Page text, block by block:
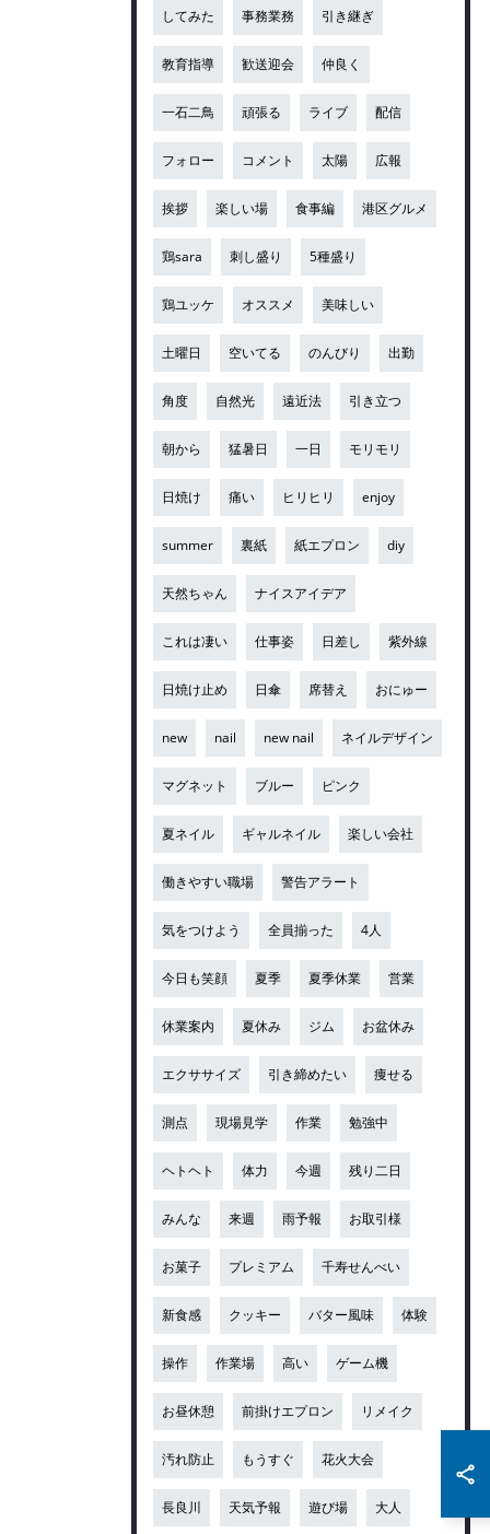
してみた 事務業務 引き継ぎ
教育指導 歓送迎会 仲良く
一石二鳥 頑張る ライブ 配信
フォロー コメント 太陽 広報
挨拶 楽しい場 食事編 港区グルメ
鶏sara 刺し盛り 5種盛り
鶏ユッケ オススメ 美味しい
土曜日 空いてる のんびり 出勤
角度 自然光 遠近法 引き立つ
朝から 猛暑日 一日 モリモリ
日焼け 痛い ヒリヒリ enjoy
summer 裏紙 紙エプロン diy
天然ちゃん ナイスアイデア
これは凄い 仕事姿 日差し 紫外線
日焼け止め 日傘 席替え おにゅー
new nail new nail ネイルデザイン
マグネット ブルー ピンク
夏ネイル ギャルネイル 楽しい会社
働きやすい職場 警告アラート
気をつけよう 全員揃った 4人
今日も笑顔 夏季 夏季休業 営業
休業案内 夏休み ジム お盆休み
エクササイズ 引き締めたい 痩せる
測点 現場見学 作業 勉強中
ヘトヘト 体力 今週 残り二日
みんな 来週 雨予報 お取引様
お菓子 プレミアム 千寿せんべい
新食感 クッキー バター風味 体験
操作 作業場 高い ゲーム機
お昼休憩 前掛けエプロン リメイク
汚れ防止 もうすぐ 花火大会
長良川 天気予報 遊び場 大人